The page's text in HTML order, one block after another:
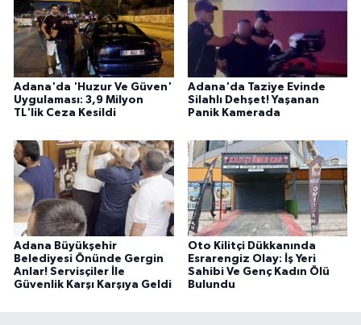
Adana'da 'Huzur Ve Güven'
Uygulaması: 3,9 Milyon
TL'lik Ceza Kesildi
Adana'da Taziye Evinde
Silahlı Dehşet! Yaşanan
Panik Kamerada
Adana Büyükşehir
Belediyesi Önünde Gergin
Anlar! Servisçiler İle
Güvenlik Karşı Karşıya Geldi
Oto Kilitçi Dükkanında
Esrarengiz Olay: İş Yeri
Sahibi Ve Genç Kadın Ölü
Bulundu